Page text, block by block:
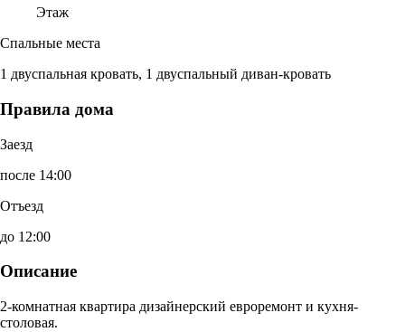
Этаж
Спальные места
1 двуспальная кровать, 1 двуспальный диван-кровать
Правила дома
Заезд
после 14:00
Отъезд
до 12:00
Описание
2-комнатная квартира дизайнерский евроремонт и кухня-
столовая.